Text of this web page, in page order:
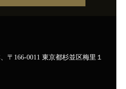
〒166-0011 東京都杉並区梅里１